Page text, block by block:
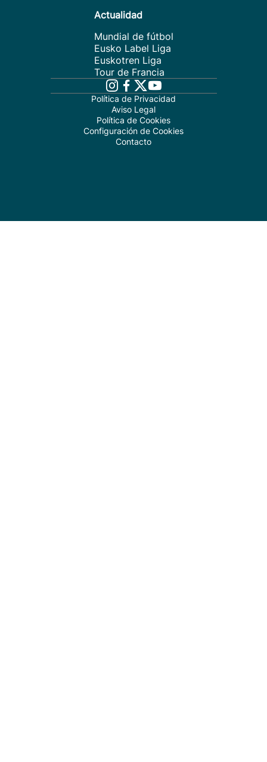
Actualidad
Mundial de fútbol
Eusko Label Liga
Euskotren Liga
Tour de Francia
Política de Privacidad
Aviso Legal
Política de Cookies
Configuración de Cookies
Contacto